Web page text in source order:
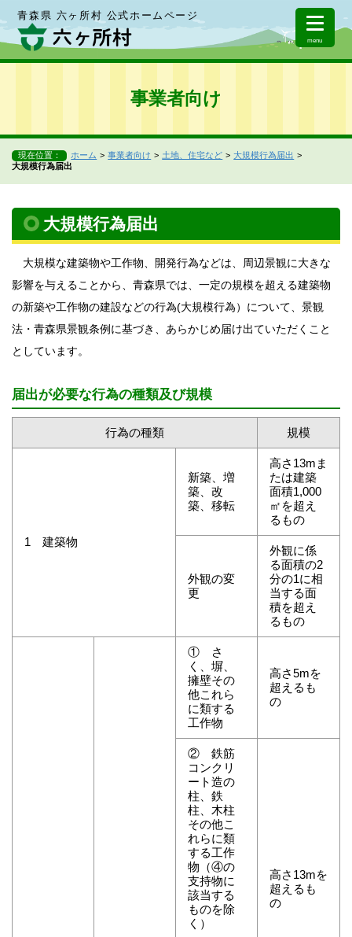
青森県 六ヶ所村 公式ホームページ
menu
事業者向け
現在位置： ホーム 事業者向け 土地、住宅など
大規模行為届出
大規模行為届出
大規模行為届出
大規模な建築物や工作物、開発行為などは、周辺景観に大きな
影響を与えることから、青森県では、一定の規模を超える建築物
の新築や工作物の建設などの行為(大規模行為）について、景観
法・青森県景観条例に基づき、あらかじめ届け出ていただくこと
としています。
届出が必要な行為の種類及び規模
行為の種類 規模
1 建築物
新築、増
築、改
築、移転
高さ13mま
たは建築
面積1,000
㎡を超え
るもの
外観の変
更
外観に係
る面積の2
分の1に相
当する面
積を超え
るもの
① さ
く、塀、
擁壁その
他これら
に類する
工作物
高さ5mを
超えるも
の
② 鉄筋
コンクリ
ート造の
柱、鉄
柱、木柱
その他こ
れらに類
する工作
物（④の
支持物に
該当する
ものを除
く）
高さ13mを
超えるも
の